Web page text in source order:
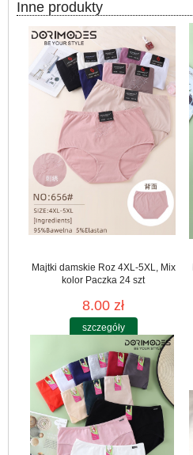
Inne produkty
Majtki damskie Roz 4XL-5XL, Mix
kolor Paczka 24 szt
8.00 zł
szczegóły